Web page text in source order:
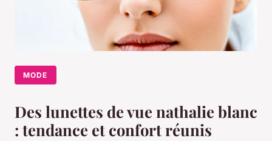
MODE
Des lunettes de vue nathalie blanc
: tendance et confort réunis